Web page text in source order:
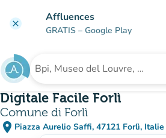
clear Affluences
GRATIS – Google Play
Buscar un establecimiento
Digitale Facile Forlì
Comune di Forlì
place Piazza Aurelio Saffi, 47121 Forlì, Italie
(abrir en Google Maps)
(nueva pestaña)